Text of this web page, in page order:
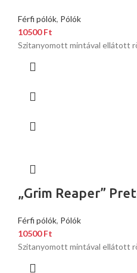
Férfi pólók, Pólók
10500Ft
Szitanyomott mintával ellátott
„Grim Reaper”
Férfi pólók, Pólók
10500Ft
Szitanyomott mintával ellátott